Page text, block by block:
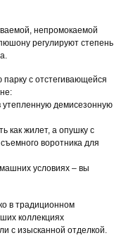
непромокаемой
регулируют степень
с отстегивающейся
демисезонную
как жилет, а опушку с
воротника для
условиях – вы
в традиционном
коллекциях
с изысканной отделкой.